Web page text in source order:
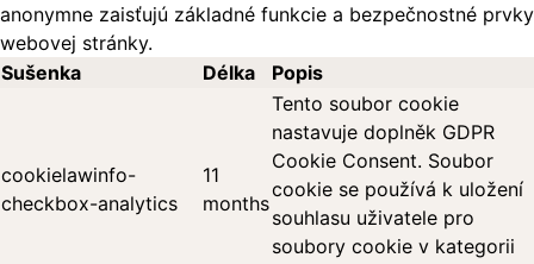
anonymne zaisťujú základné funkcie a bezpečnostné prvky
webovej stránky.
Sušenka
Délka Popis
cookielawinfo-
checkbox-analytics
11
months
Tento soubor cookie
nastavuje doplněk GDPR
Cookie Consent. Soubor
cookie se používá k uložení
souhlasu uživatele pro
soubory cookie v kategorii